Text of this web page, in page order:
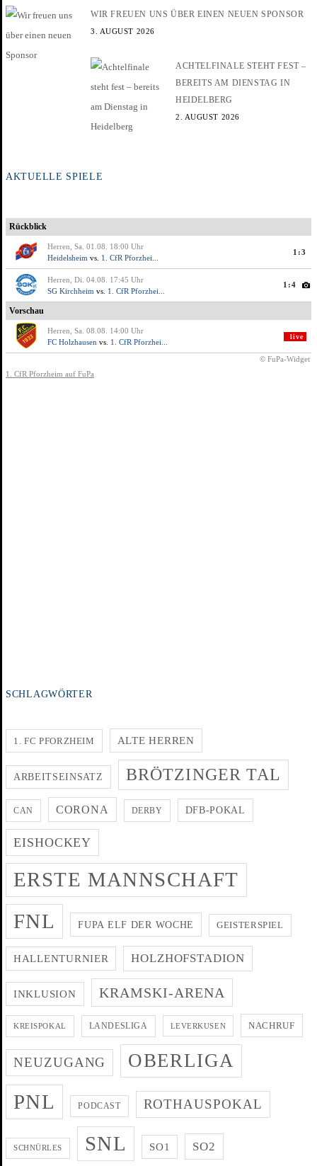
WIR FREUEN UNS ÜBER EINEN NEUEN SPONSOR
3. AUGUST 2026
ACHTELFINALE STEHT FEST –
BEREITS AM DIENSTAG IN
HEIDELBERG
2. AUGUST 2026
AKTUELLE SPIELE
SCHLAGWÖRTER
1. FC PFORZHEIM ALTE HERREN
ARBEITSEINSATZ BRÖTZINGER TAL
CAN CORONA DERBY DFB-POKAL
EISHOCKEY
ERSTE MANNSCHAFT
FNL FUPA ELF DER WOCHE GEISTERSPIEL
HALLENTURNIER HOLZHOFSTADION
INKLUSION KRAMSKI-ARENA
KREISPOKAL LANDESLIGA LEVERKUSEN NACHRUF
NEUZUGANG OBERLIGA
PNL PODCAST ROTHAUSPOKAL
SCHNÜRLES SNL SO1 SO2